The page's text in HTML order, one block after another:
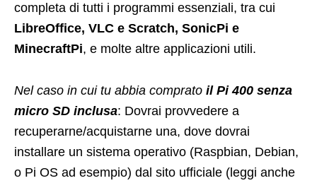
completa di tutti i programmi essenziali, tra cui
LibreOffice, VLC e Scratch, SonicPi e
MinecraftPi, e molte altre applicazioni utili.
Nel caso in cui tu abbia comprato il Pi 400 senza
micro SD inclusa: Dovrai provvedere a
recuperarne/acquistarne una, dove dovrai
installare un sistema operativo (Raspbian, Debian,
o Pi OS ad esempio) dal sito ufficiale (leggi anche